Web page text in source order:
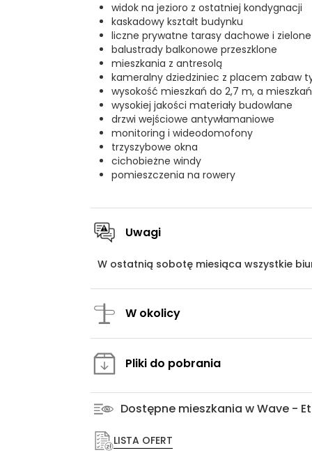
widok na jezioro z ostatniej kondygnacji
kaskadowy kształt budynku
liczne prywatne tarasy dachowe i
balustrady balkonowe przeszklone
mieszkania z antresolą
kameralny dziedziniec z placem zabaw
wysokość mieszkań do 2,7 m, a
wysokiej jakości materiały budowlane
drzwi wejściowe antywłamaniowe
monitoring i wideodomofony
trzyszybowe okna
cichobieżne windy
pomieszczenia na rowery
Uwagi
W ostatnią sobotę miesiąca wszystkie
W okolicy
Pliki do pobrania
Dostępne mieszkania w Wave -
LISTA OFERT